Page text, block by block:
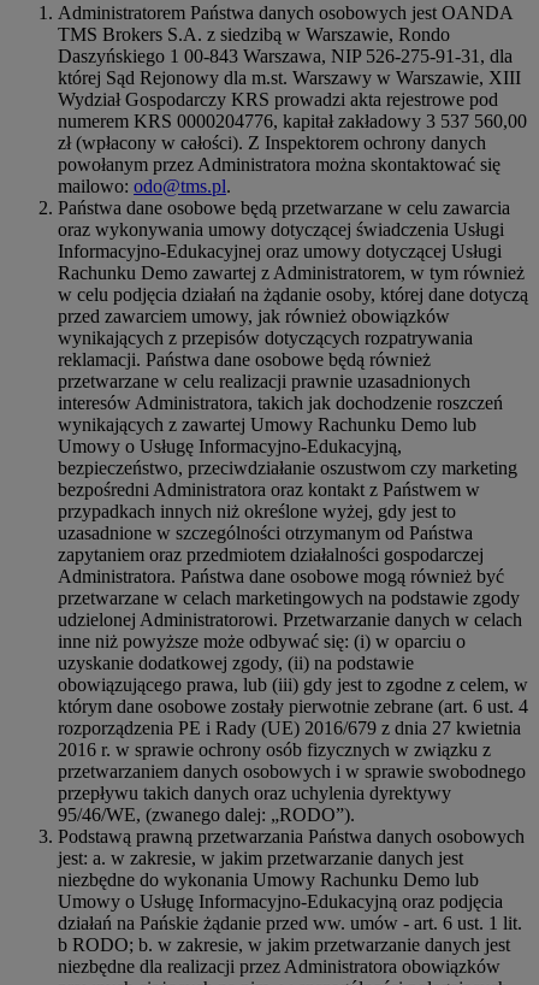
Administratorem Państwa danych osobowych jest OANDA
TMS Brokers S.A. z siedzibą w Warszawie, Rondo
Daszyńskiego 1 00-843 Warszawa, NIP 526-275-91-31, dla
której Sąd Rejonowy dla m.st. Warszawy w Warszawie, XIII
Wydział Gospodarczy KRS prowadzi akta rejestrowe pod
numerem KRS 0000204776, kapitał zakładowy 3 537 560,00
zł (wpłacony w całości). Z Inspektorem ochrony danych
powołanym przez Administratora można skontaktować się
mailowo: odo@tms.pl.
Państwa dane osobowe będą przetwarzane w celu zawarcia
oraz wykonywania umowy dotyczącej świadczenia Usługi
Informacyjno-Edukacyjnej oraz umowy dotyczącej Usługi
Rachunku Demo zawartej z Administratorem, w tym również
w celu podjęcia działań na żądanie osoby, której dane dotyczą
przed zawarciem umowy, jak również obowiązków
wynikających z przepisów dotyczących rozpatrywania
reklamacji. Państwa dane osobowe będą również
przetwarzane w celu realizacji prawnie uzasadnionych
interesów Administratora, takich jak dochodzenie roszczeń
wynikających z zawartej Umowy Rachunku Demo lub
Umowy o Usługę Informacyjno-Edukacyjną,
bezpieczeństwo, przeciwdziałanie oszustwom czy marketing
bezpośredni Administratora oraz kontakt z Państwem w
przypadkach innych niż określone wyżej, gdy jest to
uzasadnione w szczególności otrzymanym od Państwa
zapytaniem oraz przedmiotem działalności gospodarczej
Administratora. Państwa dane osobowe mogą również być
przetwarzane w celach marketingowych na podstawie zgody
udzielonej Administratorowi. Przetwarzanie danych w celach
inne niż powyższe może odbywać się: (i) w oparciu o
uzyskanie dodatkowej zgody, (ii) na podstawie
obowiązującego prawa, lub (iii) gdy jest to zgodne z celem, w
którym dane osobowe zostały pierwotnie zebrane (art. 6 ust. 4
rozporządzenia PE i Rady (UE) 2016/679 z dnia 27 kwietnia
2016 r. w sprawie ochrony osób fizycznych w związku z
przetwarzaniem danych osobowych i w sprawie swobodnego
przepływu takich danych oraz uchylenia dyrektywy
95/46/WE, (zwanego dalej: „RODO”).
Podstawą prawną przetwarzania Państwa danych osobowych
jest: a. w zakresie, w jakim przetwarzanie danych jest
niezbędne do wykonania Umowy Rachunku Demo lub
Umowy o Usługę Informacyjno-Edukacyjną oraz podjęcia
działań na Pańskie żądanie przed ww. umów - art. 6 ust. 1 lit.
b RODO; b. w zakresie, w jakim przetwarzanie danych jest
niezbędne dla realizacji przez Administratora obowiązków